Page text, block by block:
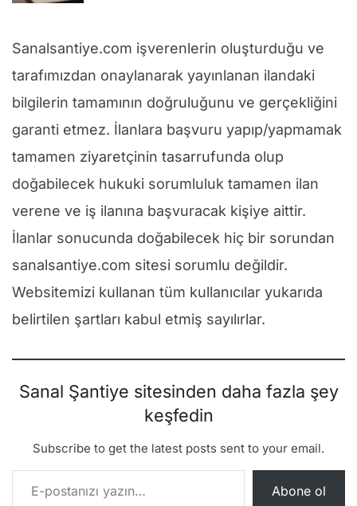
Sanalsantiye.com işverenlerin oluşturduğu ve
tarafımızdan onaylanarak yayınlanan ilandaki
bilgilerin tamamının doğruluğunu ve gerçekliğini
garanti etmez. İlanlara başvuru yapıp/yapmamak
tamamen ziyaretçinin tasarrufunda olup
doğabilecek hukuki sorumluluk tamamen ilan
verene ve iş ilanına başvuracak kişiye aittir.
İlanlar sonucunda doğabilecek hiç bir sorundan
sanalsantiye.com sitesi sorumlu değildir.
Websitemizi kullanan tüm kullanıcılar yukarıda
belirtilen şartları kabul etmiş sayılırlar.
Sanal Şantiye sitesinden daha fazla şey
keşfedin
Subscribe to get the latest posts sent to your email.
E-postanızı yazın…
Abone ol